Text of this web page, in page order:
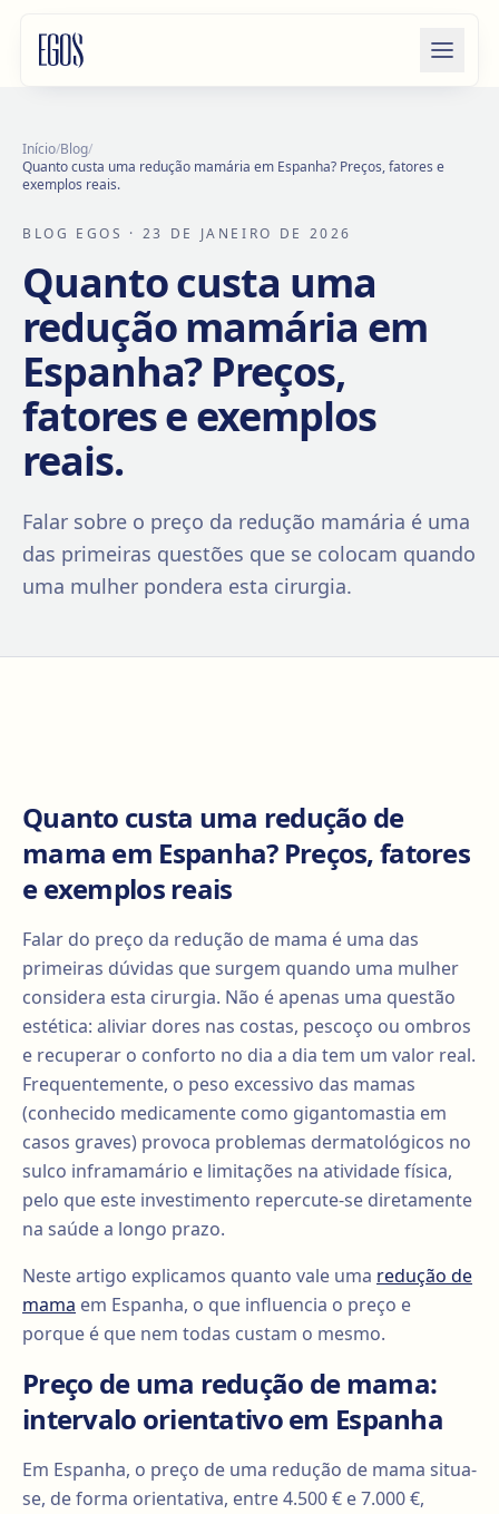
Início/Blog/
Quanto custa uma redução mamária em Espanha? Preços, fatores e
exemplos reais.
BLOG EGOS · 23 DE JANEIRO DE 2026
Quanto custa uma
redução mamária em
Espanha? Preços,
fatores e exemplos
reais.
Falar sobre o preço da redução mamária é uma
das primeiras questões que se colocam quando
uma mulher pondera esta cirurgia.
Quanto custa uma redução de
mama em Espanha? Preços, fatores
e exemplos reais
Falar do preço da redução de mama é uma das
primeiras dúvidas que surgem quando uma mulher
considera esta cirurgia. Não é apenas uma questão
estética: aliviar dores nas costas, pescoço ou ombros
e recuperar o conforto no dia a dia tem um valor real.
Frequentemente, o peso excessivo das mamas
(conhecido medicamente como gigantomastia em
casos graves) provoca problemas dermatológicos no
sulco inframamário e limitações na atividade física,
pelo que este investimento repercute-se diretamente
na saúde a longo prazo.
Neste artigo explicamos quanto vale uma redução de
mama em Espanha, o que influencia o preço e
porque é que nem todas custam o mesmo.
Preço de uma redução de mama:
intervalo orientativo em Espanha
Em Espanha, o preço de uma redução de mama situa-
se, de forma orientativa, entre 4.500 € e 7.000 €,